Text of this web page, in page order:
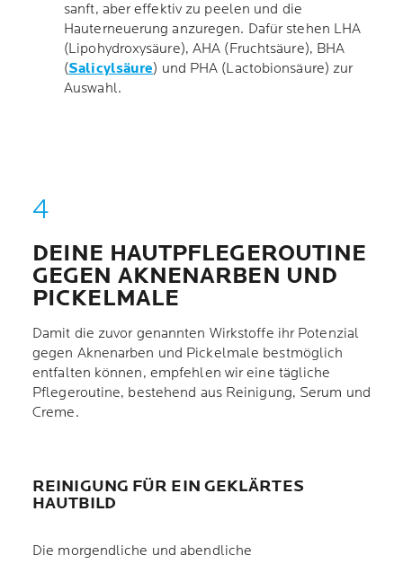
sanft, aber effektiv zu peelen und die
Hauterneuerung anzuregen. Dafür stehen LHA
(Lipohydroxysäure), AHA (Fruchtsäure), BHA
(Salicylsäure) und PHA (Lactobionsäure) zur
Auswahl.
DEINE HAUTPFLEGEROUTINE
GEGEN AKNENARBEN UND
PICKELMALE
Damit die zuvor genannten Wirkstoffe ihr Potenzial
gegen Aknenarben und Pickelmale bestmöglich
entfalten können, empfehlen wir eine tägliche
Pflegeroutine, bestehend aus Reinigung, Serum und
Creme.
REINIGUNG FÜR EIN GEKLÄRTES
HAUTBILD
Die morgendliche und abendliche